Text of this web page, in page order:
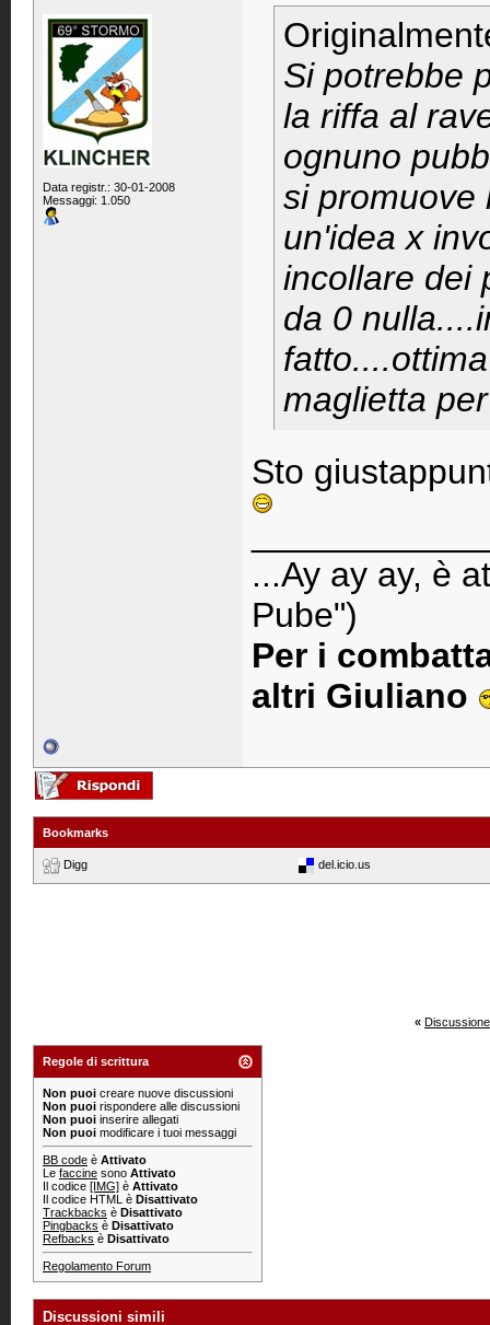
Data registr.: 30-01-2008
Messaggi: 1.050
Si potrebbe
la riffa al
ognuno
si promuove
un'idea x
incollare dei
da 0
maglietta
Sto
...Ay ay ay, è
Pube")
Per i
altri Giuliano
Bookmarks
Digg del.icio.us
«
Regole di scrittura
Non puoi creare nuove discussioni
Non puoi rispondere alle discussioni
Non puoi inserire allegati
Non puoi modificare i tuoi messaggi
BB code è Attivato
Le faccine sono Attivato
Il codice [IMG] è Attivato
Il codice HTML è Disattivato
Trackbacks è Disattivato
Pingbacks è Disattivato
Refbacks è Disattivato
Regolamento Forum
Discussioni simili